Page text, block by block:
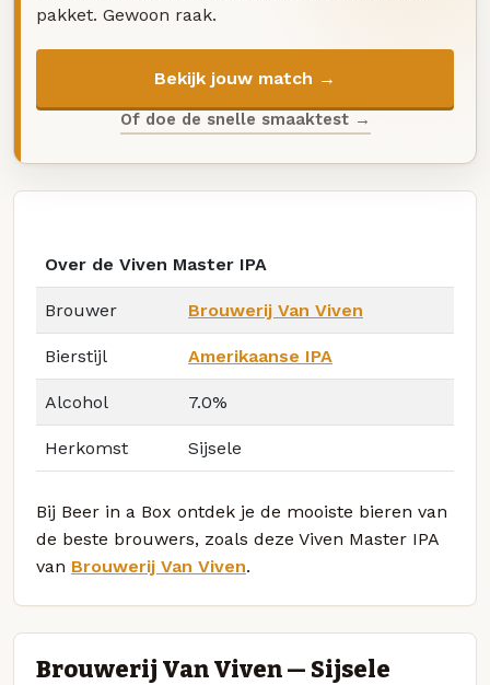
pakket. Gewoon raak.
Bekijk jouw match →
Of doe de snelle smaaktest →
Over de Viven Master IPA
Brouwer Brouwerij Van Viven
Bierstijl Amerikaanse IPA
Alcohol 7.0%
Herkomst Sijsele
Bij Beer in a Box ontdek je de mooiste bieren van
de beste brouwers, zoals deze Viven Master IPA
van Brouwerij Van Viven.
Brouwerij Van Viven — Sijsele